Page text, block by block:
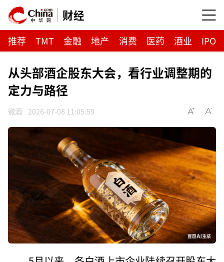
财经
推荐 TMT 金融 地产 消费 医药 酒业 IPO
从头部酒企股东大会，看行业调整期的
定力与路径
微酒 2026-07-08 11:05:59